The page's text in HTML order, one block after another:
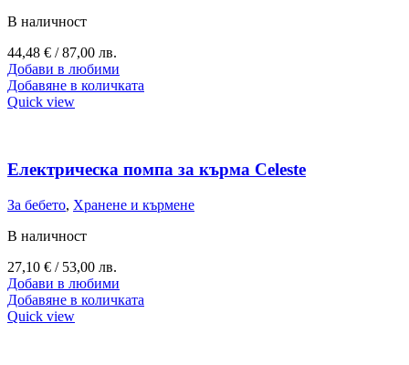
В наличност
44,48 € / 87,00 лв.
Добави в любими
Добавяне в количката
Quick view
Електрическа помпа за кърма Celeste
За бебето, Хранене и кърмене
В наличност
27,10 € / 53,00 лв.
Добави в любими
Добавяне в количката
Quick view